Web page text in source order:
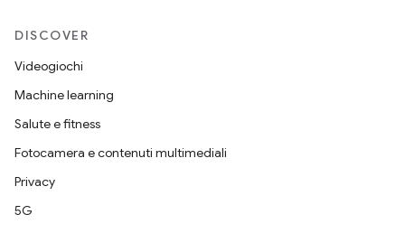
DISCOVER
Videogiochi
Machine learning
Salute e fitness
Fotocamera e contenuti multimediali
Privacy
5G